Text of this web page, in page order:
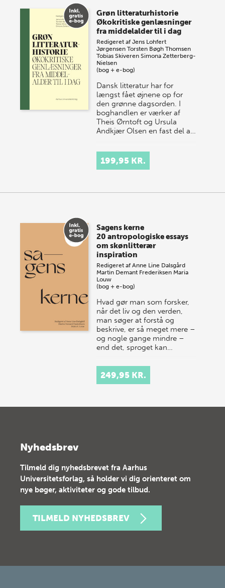
Grøn litteraturhistorie
Økokritiske genlæsninger
fra middelalder til i dag
Redigeret afJens Lohfert
Jørgensen Torsten Bøgh Thomsen
Tobias Skiveren Simona Zetterberg-
Nielsen
(bog + e-bog)
Dansk litteratur har for
længst fået øjnene op for
den grønne dagsorden. I
boghandlen er værker af
Theis Ørntoft og Ursula
Andkjær Olsen en fast del a…
199,95 KR.
Sagens kerne
20 antropologiske essays
om skønlitterær
inspiration
Redigeret afAnne Line Dalsgård
Martin Demant Frederiksen Maria
Louw
(bog + e-bog)
Hvad gør man som forsker,
når det liv og den verden,
man søger at forstå og
beskrive, er så meget mere –
og nogle gange mindre –
end det, sproget kan…
249,95 KR.
Nyhedsbrev
Tilmeld dig nyhedsbrevet fra Aarhus
Universitetsforlag, så holder vi dig orienteret om
nye bøger, aktiviteter og gode tilbud.
TILMELD NYHEDSBREV